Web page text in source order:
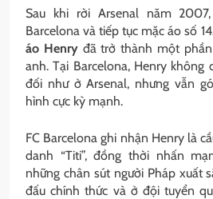
Sau khi rời Arsenal năm
Barcelona và tiếp tục mặc áo số
áo Henryđã trở thành một phần
anh. Tại Barcelona, Henry
đối như ở Arsenal, nhưng vẫn
hình cực kỳ mạnh.
FC Barcelona ghi nhận Henry là
danh “Titi”, đồng thời nhấn
những chân sút người Pháp xuất
đấu chính thức và ở đội tuyển